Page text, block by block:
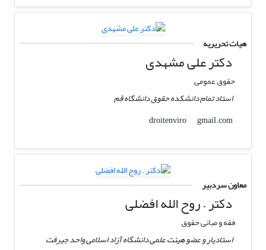
هیات تحریریه
دکتر علی مشهدی
حقوق عمومی
استاد تمام دانشکده حقوق دانشگاه قم
droitenviro
gmail.com
معاون سردبیر
دکتر . روح الله افضلی
فقه و مبانی حقوق
استادیار و عضو هیئت علمی دانشگاه آزاد اسلامی واحد جیرفت